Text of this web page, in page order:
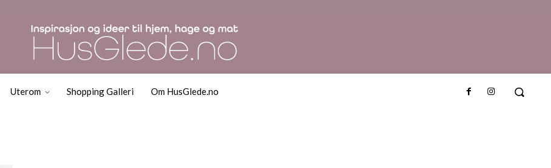
Uterom Shopping Galleri Om HusGlede.no